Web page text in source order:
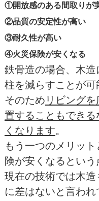
①開放感のある間取りが
②品質の安定性が高い
③耐久性が高い
④火災保険が安くなる
鉄骨造の場合、木
柱を減らすことが可
そのため リビング
置することもでき
くなります。
もう一つのメリッ
険が安くなるとい
現在の技術では木
に差はないと言われ